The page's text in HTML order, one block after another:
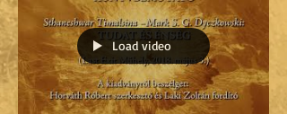
Load video